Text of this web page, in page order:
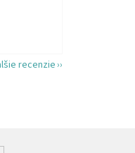
recenzie